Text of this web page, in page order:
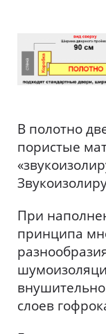
В полотно
пористые
При
принципа
слоев